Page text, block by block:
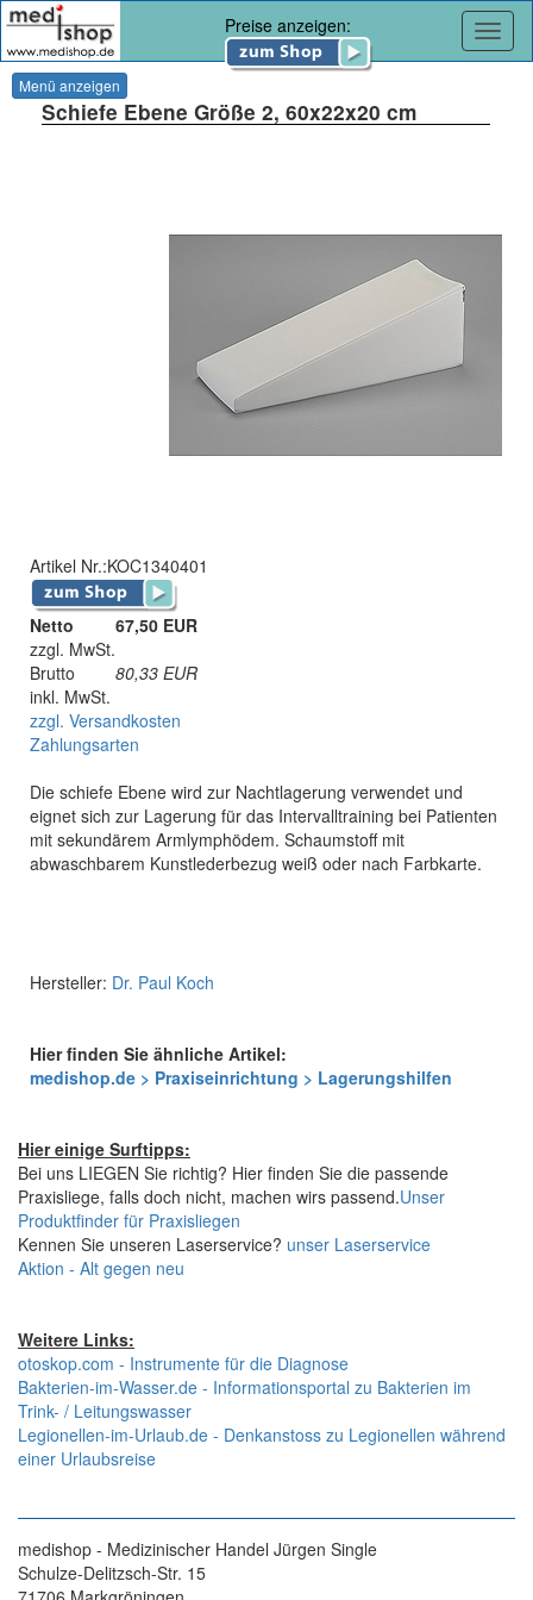
Preise anzeigen:
Menü anzeigen
Schiefe Ebene Größe 2, 60x22x20 cm
Artikel Nr.:KOC1340401
Netto
67,50 EUR
zzgl. MwSt.
Brutto
80,33 EUR
inkl. MwSt.
zzgl. Versandkosten
Zahlungsarten
Die schiefe Ebene wird zur Nachtlagerung verwendet und
eignet sich zur Lagerung für das Intervalltraining bei Patienten
mit sekundärem Armlymphödem. Schaumstoff mit
abwaschbarem Kunstlederbezug weiß oder nach Farbkarte.
Hersteller: Dr. Paul Koch
Hier finden Sie ähnliche Artikel:
medishop.de > Praxiseinrichtung > Lagerungshilfen
Hier einige Surftipps:
Bei uns LIEGEN Sie richtig? Hier finden Sie die passende
Praxisliege, falls doch nicht, machen wirs passend.Unser
Produktfinder für Praxisliegen
Kennen Sie unseren Laserservice? unser Laserservice
Aktion - Alt gegen neu
Weitere Links:
otoskop.com - Instrumente für die Diagnose
Bakterien-im-Wasser.de - Informationsportal zu Bakterien im
Trink- / Leitungswasser
Legionellen-im-Urlaub.de - Denkanstoss zu Legionellen während
einer Urlaubsreise
medishop - Medizinischer Handel Jürgen Single
Schulze-Delitzsch-Str. 15